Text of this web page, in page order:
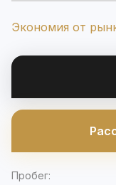
Экономия от
Пробег: